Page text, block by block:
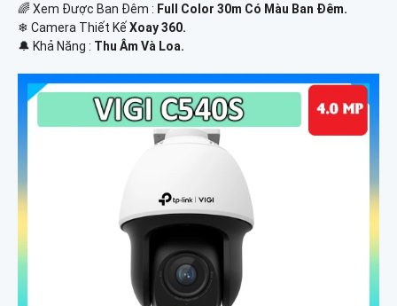
🌈 Xem Được Ban Đêm : Full Color 30m Có Màu Ban Ðêm.
❄ Camera Thiết Kế Xoay 360.
️🔔 Khả Năng : Thu Âm Và Loa.